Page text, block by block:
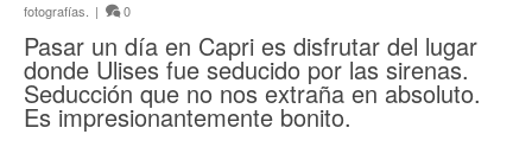
fotografías.
| 0
Pasar un día en Capri es disfrutar del lugar
donde Ulises fue seducido por las sirenas.
Seducción que no nos extraña en absoluto.
Es impresionantemente bonito.